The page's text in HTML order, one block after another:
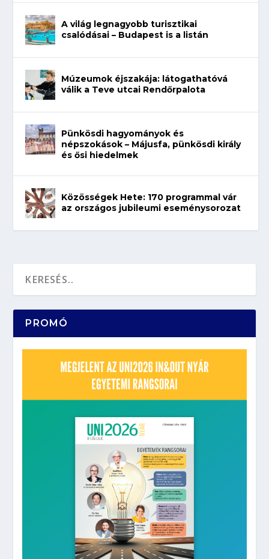
A világ legnagyobb turisztikai
csalódásai – Budapest is a listán
Múzeumok éjszakája: látogathatóvá
válik a Teve utcai Rendőrpalota
Pünkösdi hagyományok és
népszokások – Májusfa, pünkösdi király
és ősi hiedelmek
Közösségek Hete: 170 programmal vár
az országos jubileumi eseménysorozat
PROMÓ